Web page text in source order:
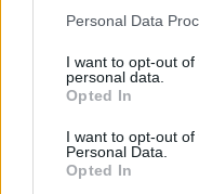
Personal Data
I want to opt-out
personal data.
Opted In
I want to opt-out
Personal Data.
Opted In